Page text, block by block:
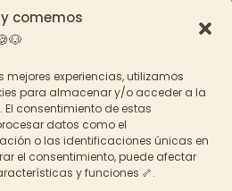
comemos
mejores experiencias, utilizamos
para almacenar y/o acceder a la
consentimiento de estas
datos como el
o las identificaciones únicas en
el consentimiento, puede afectar
y funciones 🦴.